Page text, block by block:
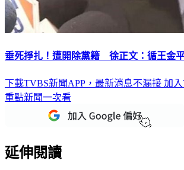
垂死掙扎！遭開除黨籍 徐正文：循王金
下載TVBS新聞APP，最新消息不漏接 加
重點新聞一次看
延伸閱讀